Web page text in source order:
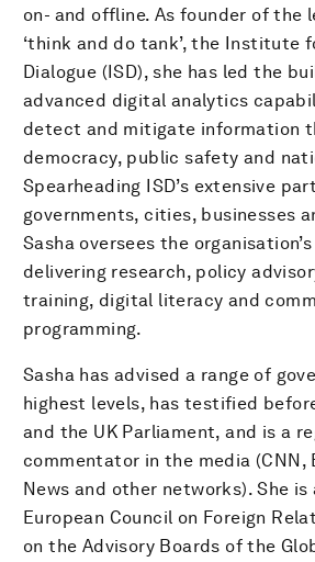
on- and offline. As founder of the
‘think and do tank’, the Institute
Dialogue (ISD), she has led the
advanced digital analytics
detect and mitigate information
democracy, public safety and
Spearheading ISD’s extensive
governments, cities, businesses
Sasha oversees the
delivering research, policy
training, digital literacy and
programming.
Sasha has advised a range of
highest levels, has testified
and the UK Parliament, and is a
commentator in the media (CNN,
News and other networks). She
European Council on Foreign
on the Advisory Boards of the